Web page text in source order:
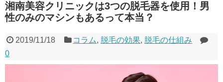
湘南美容クリニックは3つの脱毛器を使用！男
性のみのマシンもあるって本当？
2019/11/18 コラム, 脱毛の効果, 脱毛の仕組み
0